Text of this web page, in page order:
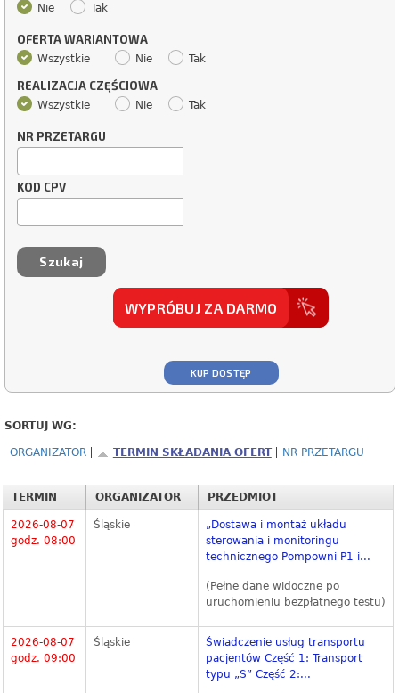
Nie Tak
OFERTA WARIANTOWA
Wszystkie Nie Tak
REALIZACJA CZĘŚCIOWA
Wszystkie Nie Tak
NR PRZETARGU
KOD CPV
WYPRÓBUJ ZA DARMO
KUP DOSTĘP
SORTUJ WG:
ORGANIZATOR TERMIN SKŁADANIA OFERT NR PRZETARGU
TERMIN ORGANIZATOR PRZEDMIOT
2026-08-07
godz. 08:00
Śląskie
„Dostawa i montaż układu
sterowania i monitoringu
technicznego Pompowni P1 i...
(Pełne dane widoczne po
uruchomieniu bezpłatnego testu)
2026-08-07
godz. 09:00
Śląskie
Świadczenie usług transportu
pacjentów Część 1: Transport
typu „S” Część 2:...